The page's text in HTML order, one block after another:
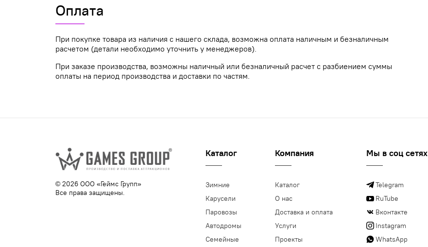
Оплата
При покупке товара из наличия с нашего склада, возможна оплата наличным и безналичным
расчетом (детали необходимо уточнить у менеджеров).
При заказе производства, возможны наличный или безналичный расчет с разбиением суммы
оплаты на период производства и доставки по частям.
© 2026 ООО «Геймс Групп»
Все права защищены.
Каталог
Зимние
Карусели
Паровозы
Автодромы
Семейные
Компания
Каталог
О нас
Доставка и оплата
Услуги
Проекты
Мы в соц сетях
Telegram
RuTube
Вконтакте
Instagram
WhatsApp